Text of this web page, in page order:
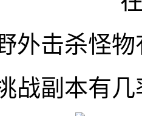
外击杀怪
战副本有